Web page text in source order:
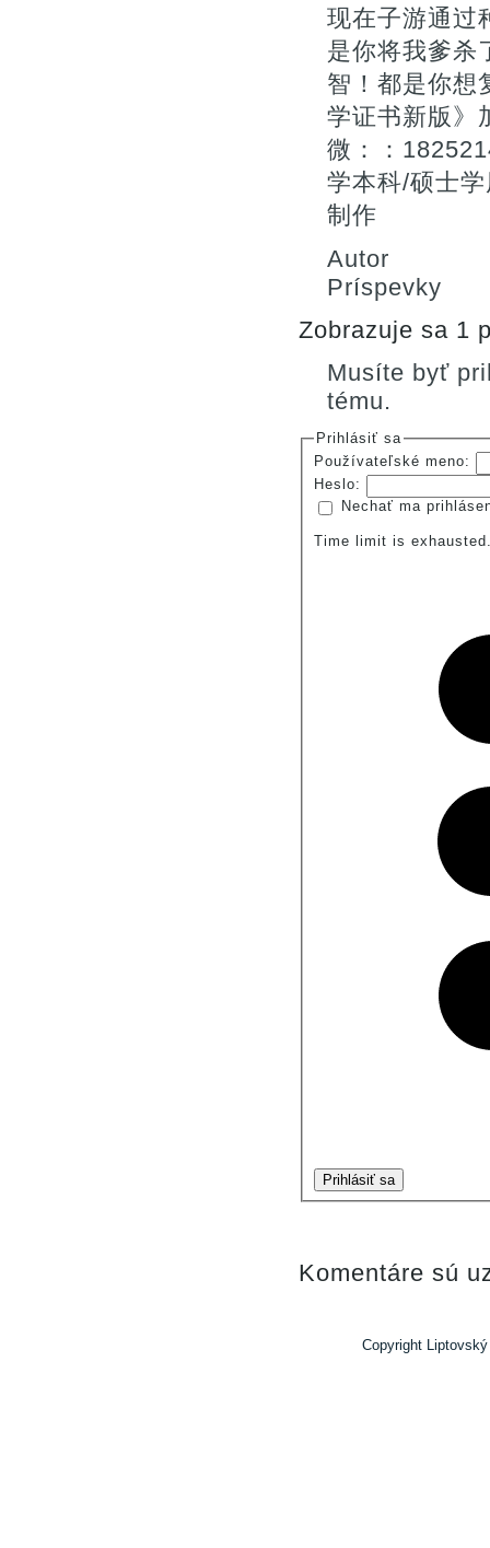
现在子游通过
是你将我爹杀
智！都是你想
学证书新版》
微：：
学本科/硕士
制作
Autor
Príspevky
Zobrazuje sa 1
Musíte byť
tému.
Prihlásiť sa
Používateľské meno:
Heslo:
Nechať ma
Time limit is
Prihlásiť sa
Komentáre sú
Copyright